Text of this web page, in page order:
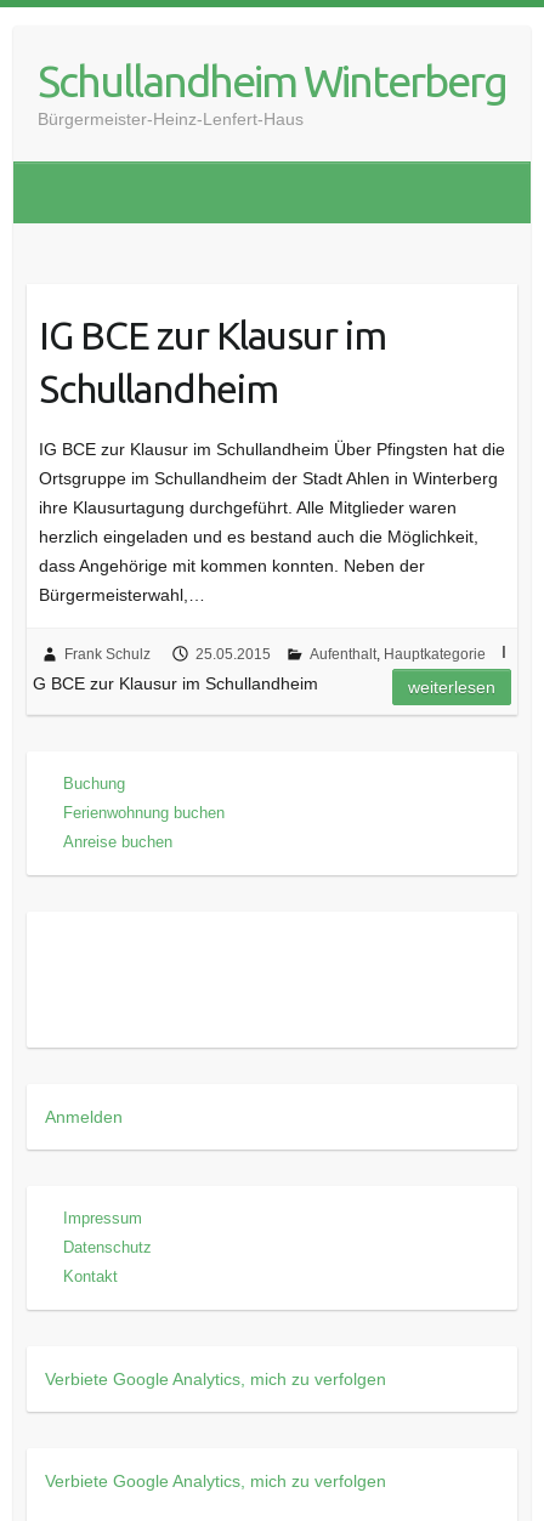
contentSchullandheim Winterberg
Bürgermeister-Heinz-Lenfert-Haus
IG BCE zur Klausur im
Schullandheim
IG BCE zur Klausur im Schullandheim Über Pfingsten hat die
Ortsgruppe im Schullandheim der Stadt Ahlen in Winterberg
ihre Klausurtagung durchgeführt. Alle Mitglieder waren
herzlich eingeladen und es bestand auch die Möglichkeit,
dass Angehörige mit kommen konnten. Neben der
Bürgermeisterwahl,…
Frank Schulz 25.05.2015 Aufenthalt, Hauptkategorie
I
G BCE zur Klausur im Schullandheim
weiterlesen
Buchung
Ferienwohnung buchen
Anreise buchen
Anmelden
Impressum
Datenschutz
Kontakt
Verbiete Google Analytics, mich zu verfolgen
Verbiete Google Analytics, mich zu verfolgen